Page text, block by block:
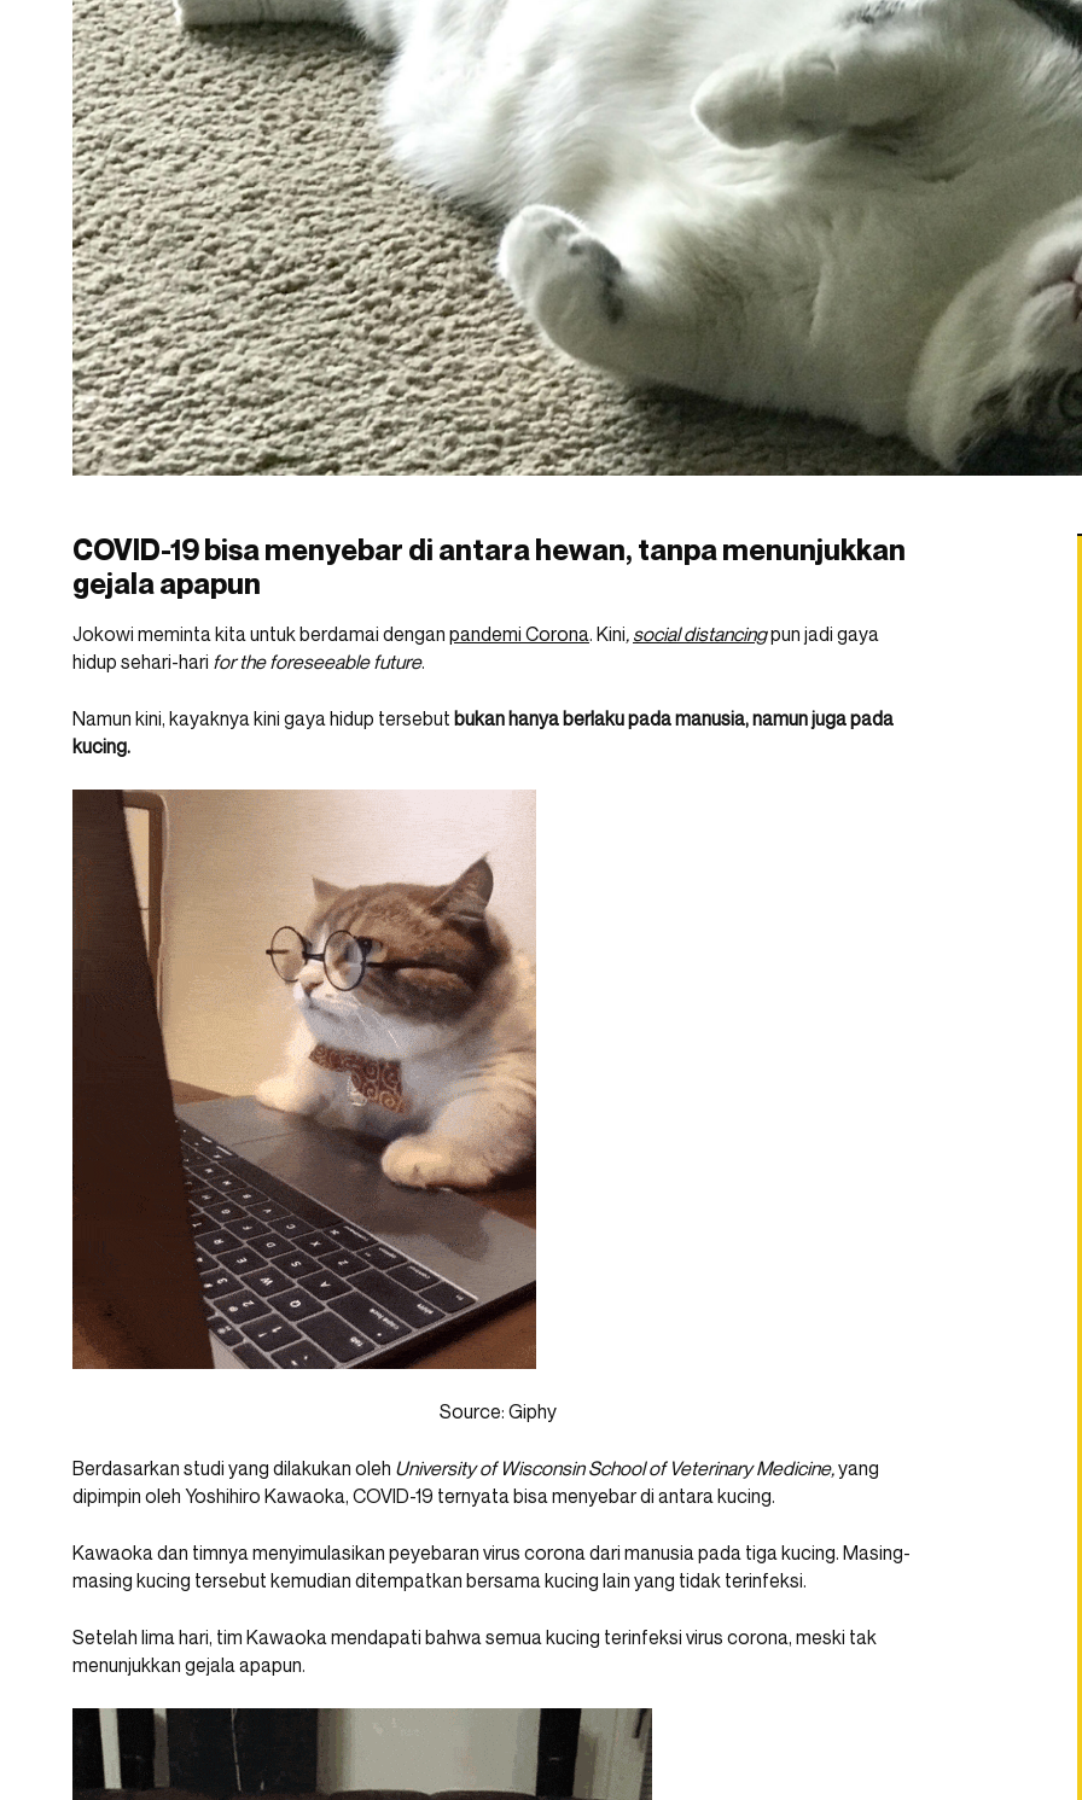
COVID-19 bisa menyebar di antara hewan, tanpa menunjukkan
gejala apapun
Jokowi meminta kita untuk berdamai dengan pandemi Corona. Kini, social distancingpun jadi gaya
hidup sehari-hari for the foreseeable future.
Namun kini, kayaknya kini gaya hidup tersebut bukan hanya berlaku pada manusia, namun juga pada
kucing.
Source: Giphy
Berdasarkan studi yang dilakukan oleh University of Wisconsin School of Veterinary Medicine,yang
dipimpin oleh Yoshihiro Kawaoka, COVID-19 ternyata bisa menyebar di antara kucing.
Kawaoka dan timnya menyimulasikan peyebaran virus corona dari manusia pada tiga kucing. Masing-
masing kucing tersebut kemudian ditempatkan bersama kucing lain yang tidak terinfeksi.
Setelah lima hari, tim Kawaoka mendapati bahwa semua kucing terinfeksi virus corona, meski tak
menunjukkan gejala apapun.